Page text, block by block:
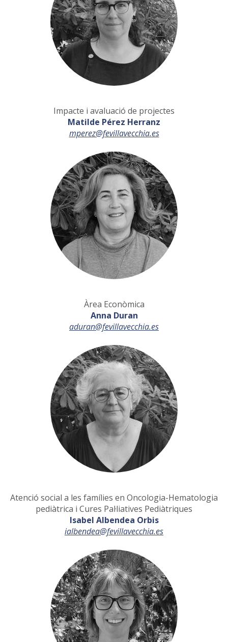
Impacte i avaluació de projectes
Matilde Pérez Herranz
mperez@fevillavecchia.es
Àrea Econòmica
Anna Duran
aduran@fevillavecchia.es
Atenció social a les famílies en Oncologia-Hematologia
pediàtrica i Cures Pal·liatives Pediàtriques
Isabel Albendea Orbis
ialbendea@fevillavecchia.es